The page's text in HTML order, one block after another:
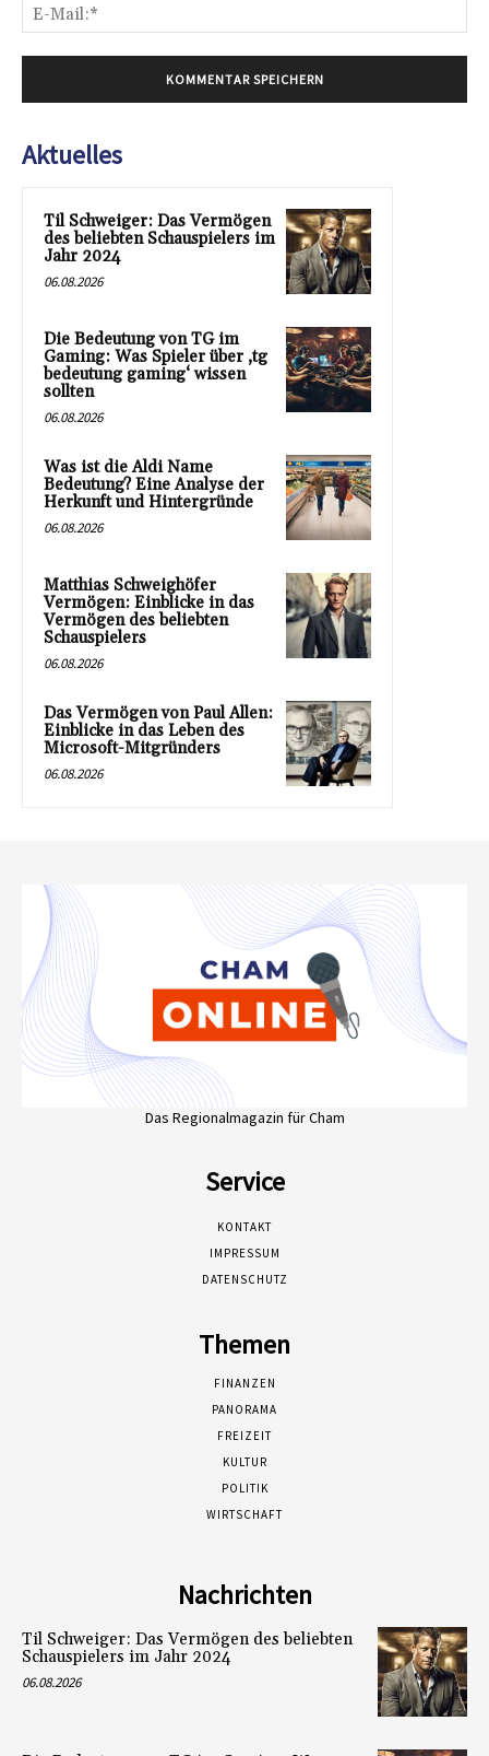
Aktuelles
Til Schweiger: Das Vermögen
des beliebten Schauspielers im
Jahr 2024
06.08.2026
Die Bedeutung von TG im
Gaming: Was Spieler über ‚tg
bedeutung gaming‘ wissen
sollten
06.08.2026
Was ist die Aldi Name
Bedeutung? Eine Analyse der
Herkunft und Hintergründe
06.08.2026
Matthias Schweighöfer
Vermögen: Einblicke in das
Vermögen des beliebten
Schauspielers
06.08.2026
Das Vermögen von Paul Allen:
Einblicke in das Leben des
Microsoft-Mitgründers
06.08.2026
Das Regionalmagazin für Cham
Service
KONTAKT
IMPRESSUM
DATENSCHUTZ
Themen
FINANZEN
PANORAMA
FREIZEIT
KULTUR
POLITIK
WIRTSCHAFT
Nachrichten
Til Schweiger: Das Vermögen des beliebten
Schauspielers im Jahr 2024
06.08.2026